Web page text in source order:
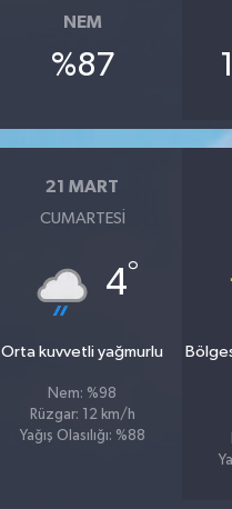
NEM
%87
21 MART
CUMARTESI
4°
Orta kuvvetli yağmurlu
Nem: %98
Rüzgar: 12 km/h
Yağış Olasılığı: %88